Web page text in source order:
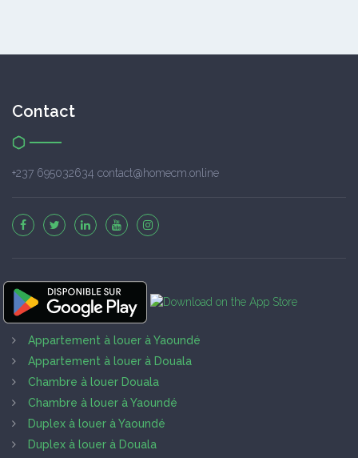
Contact
+237 695032634 contact@homecm.online
Appartement à louer à Yaoundé
Appartement à louer à Douala
Chambre à louer Douala
Chambre à louer à Yaoundé
Duplex à louer à Yaoundé
Duplex à louer à Douala